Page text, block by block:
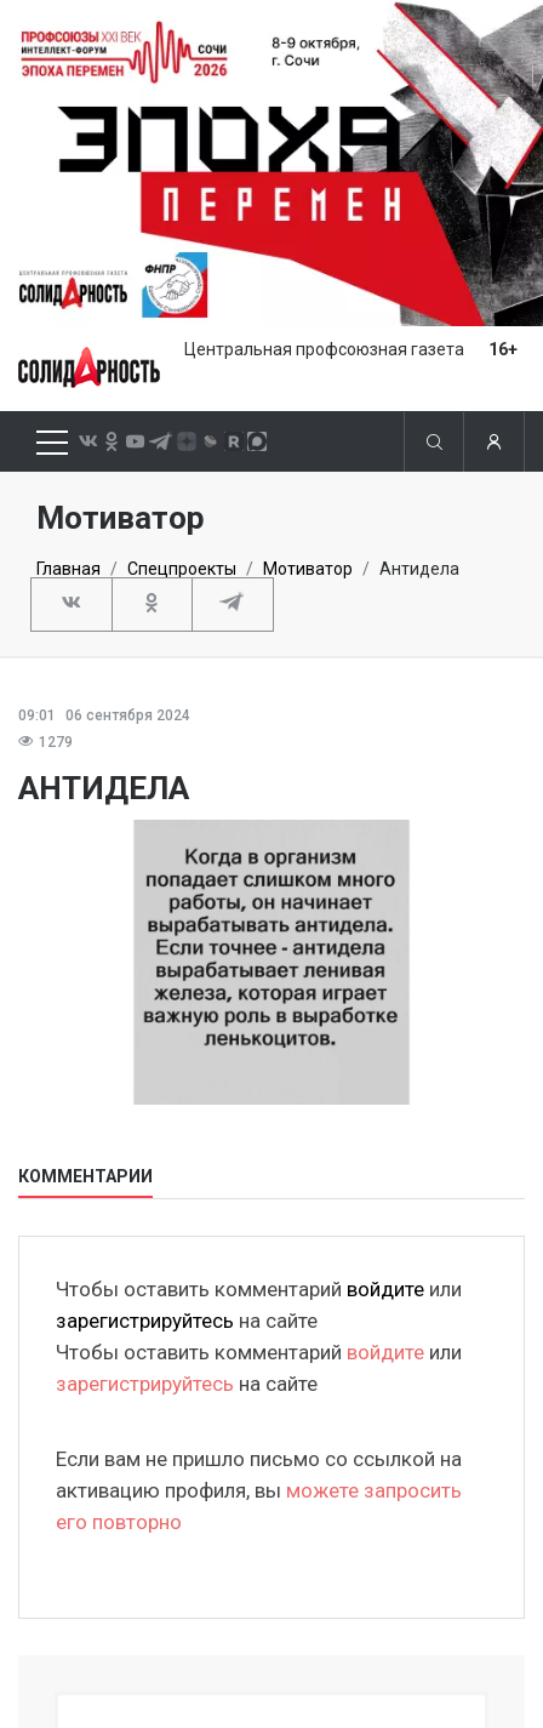
Центральная профсоюзная газета 16+
Мотиватор
Главная Спецпроекты Мотиватор Антидела
09:01
06 сентября 2024
1279
АНТИДЕЛА
КОММЕНТАРИИ
Чтобы оставить комментарий войдите или
зарегистрируйтесь на сайте
Чтобы оставить комментарий войдите или
зарегистрируйтесь на сайте
Если вам не пришло письмо со ссылкой на
активацию профиля, вы можете запросить
его повторно